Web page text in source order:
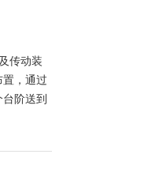
传动装
，通过
阶送到